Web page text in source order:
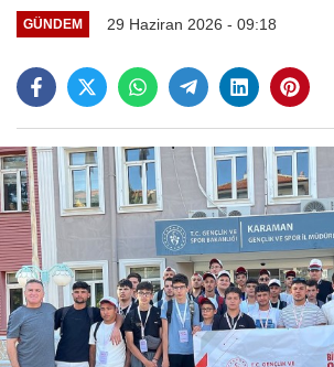
GÜNDEM 29 Haziran 2026 - 09:18